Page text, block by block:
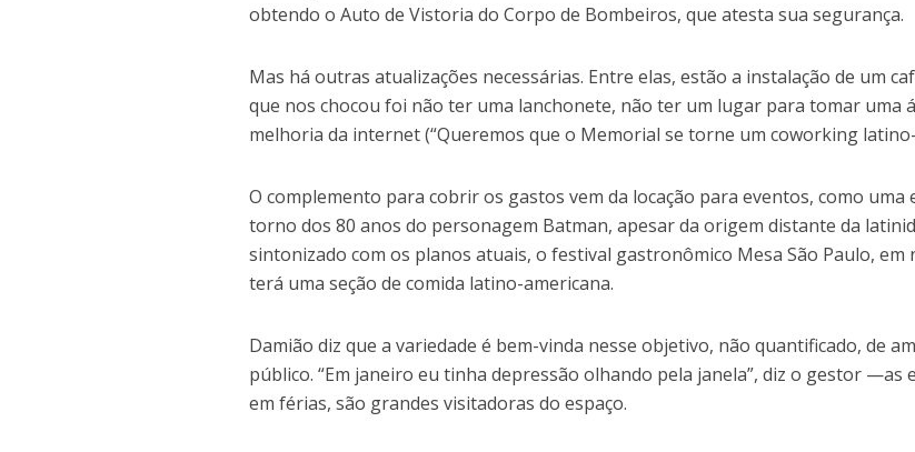
obtendo o Auto de Vistoria do Corpo de Bombeiros, que atesta sua segurança.
Mas há outras atualizações necessárias. Entre elas, estão a instalação de um
que nos chocou foi não ter uma lanchonete, não ter um lugar para tomar uma
melhoria da internet (“Queremos que o Memorial se torne um coworking
O complemento para cobrir os gastos vem da locação para eventos, como uma
torno dos 80 anos do personagem Batman, apesar da origem distante da
sintonizado com os planos atuais, o festival gastronômico Mesa São Paulo, em
terá uma seção de comida latino-americana.
Damião diz que a variedade é bem-vinda nesse objetivo, não quantificado, de
público. “Em janeiro eu tinha depressão olhando pela janela”, diz o gestor —as
em férias, são grandes visitadoras do espaço.